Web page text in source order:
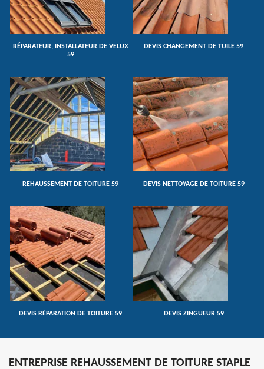
RÉPARATEUR, INSTALLATEUR DE VELUX
59
DEVIS CHANGEMENT DE TUILE 59
REHAUSSEMENT DE TOITURE 59 DEVIS NETTOYAGE DE TOITURE 59
DEVIS RÉPARATION DE TOITURE 59 DEVIS ZINGUEUR 59
ENTREPRISE REHAUSSEMENT DE TOITURE STAPLE